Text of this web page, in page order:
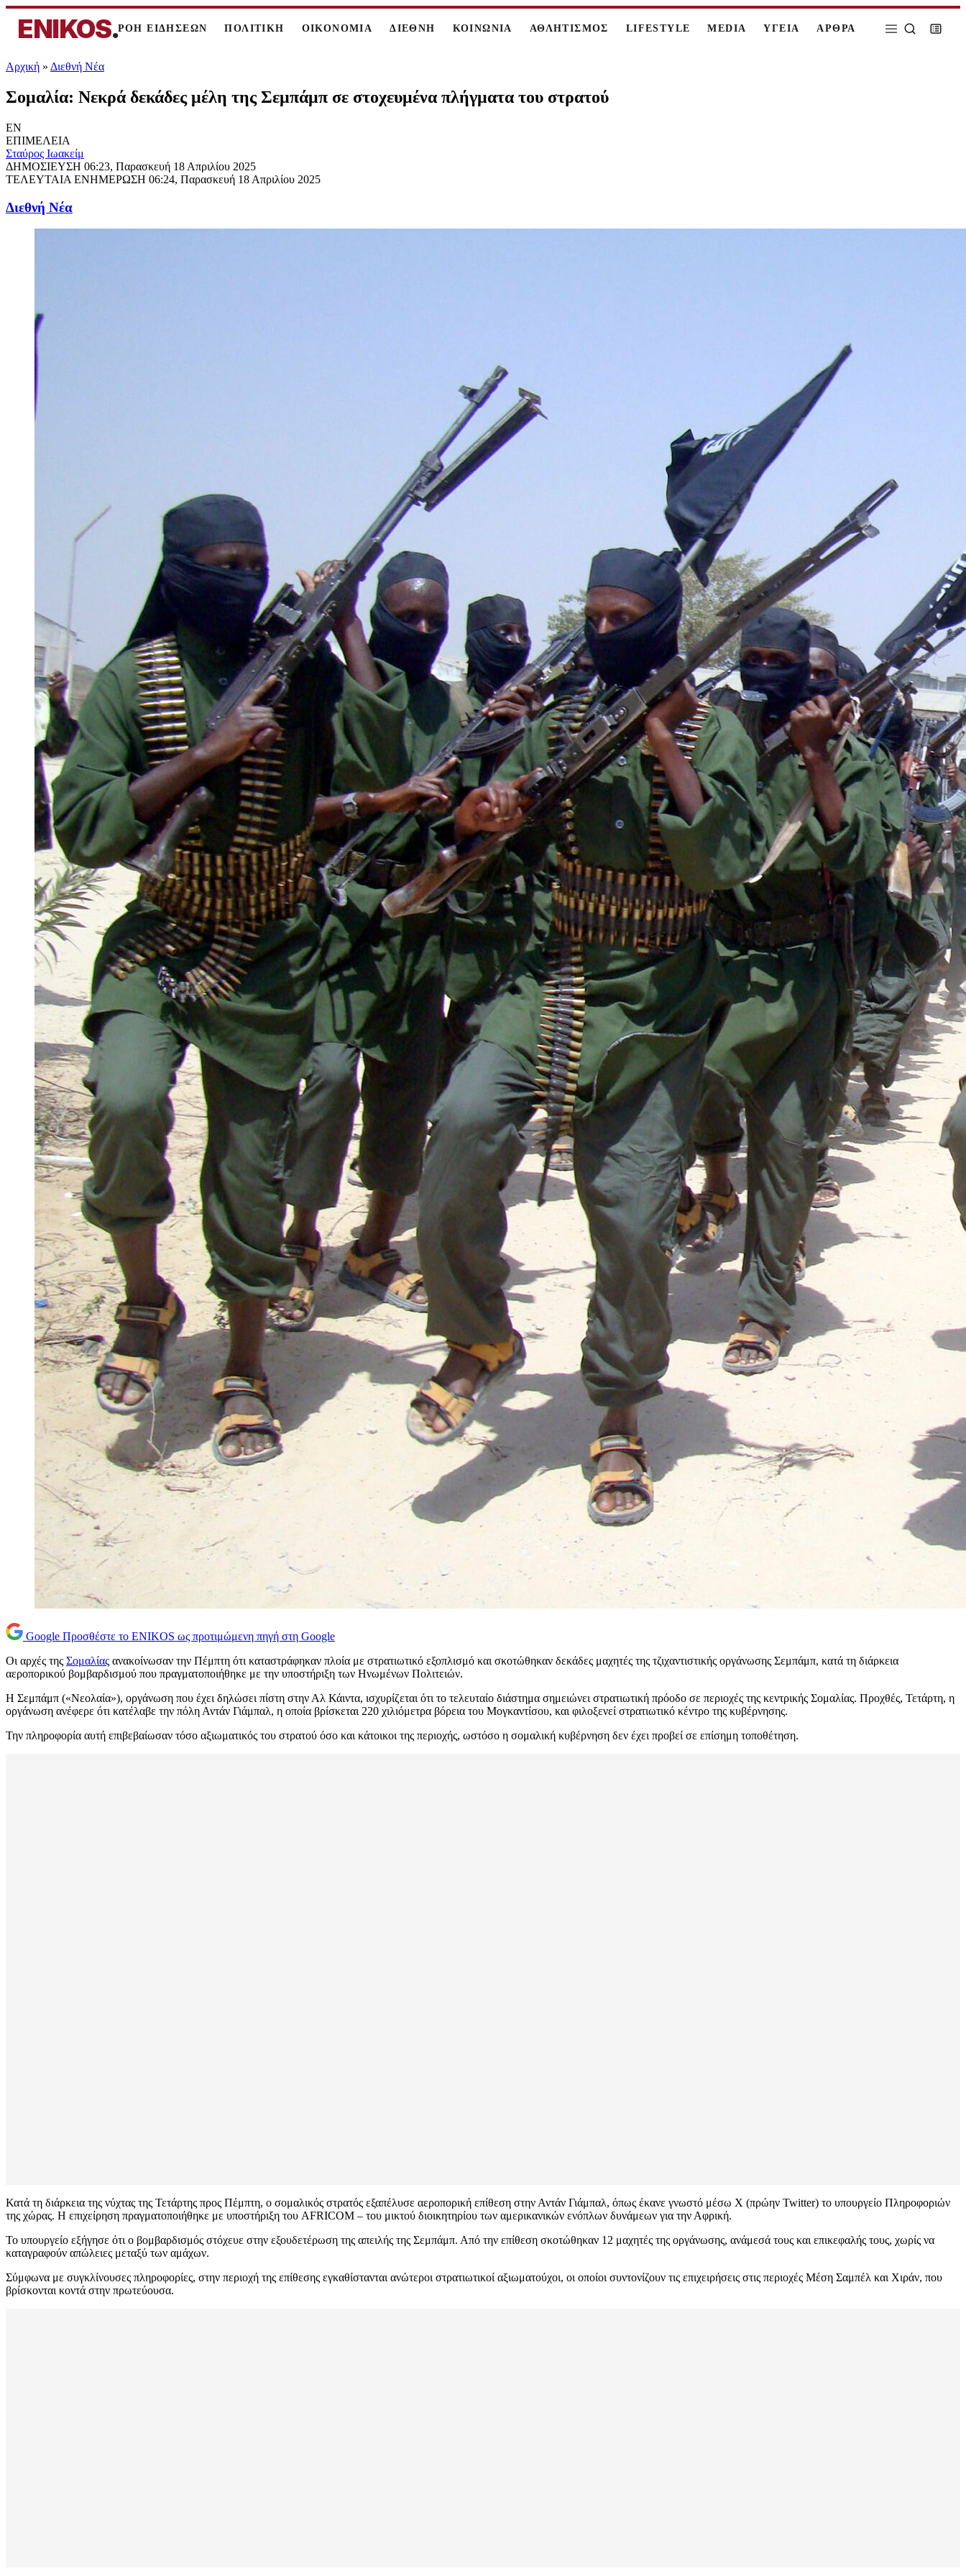
ENIKOS.ΡΟΗ ΕΙΔΗΣΕΩΝ ΠΟΛΙΤΙΚΗ ΟΙΚΟΝΟΜΙΑ ΔΙΕΘΝΗ ΚΟΙΝΩΝΙΑ ΑΘΛΗΤΙΣΜΟΣ LIFESTYLE MEDIA ΥΓΕΙΑ ΑΡΘΡΑ
Αρχική » Διεθνή Νέα
Σομαλία: Νεκρά δεκάδες μέλη της Σεμπάμπ σε στοχευμένα πλήγματα του στρατού
EN
ΕΠΙΜΕΛΕΙΑ
Σταύρος Ιωακείμ
ΔΗΜΟΣΙΕΥΣΗ 06:23, Παρασκευή 18 Απριλίου 2025
ΤΕΛΕΥΤΑΙΑ ΕΝΗΜΕΡΩΣΗ 06:24, Παρασκευή 18 Απριλίου 2025
Διεθνή Νέα
Google Προσθέστε το ENIKOS ως προτιμώμενη πηγή στη Google
Οι αρχές της Σομαλίας ανακοίνωσαν την Πέμπτη ότι καταστράφηκαν πλοία με στρατιωτικό εξοπλισμό και σκοτώθηκαν δεκάδες μαχητές της τζιχαντιστικής οργάνωσης Σεμπάμπ, κατά τη διάρκεια
αεροπορικού βομβαρδισμού που πραγματοποιήθηκε με την υποστήριξη των Ηνωμένων Πολιτειών.
Η Σεμπάμπ («Νεολαία»), οργάνωση που έχει δηλώσει πίστη στην Αλ Κάιντα, ισχυρίζεται ότι το τελευταίο διάστημα σημειώνει στρατιωτική πρόοδο σε περιοχές της κεντρικής Σομαλίας. Προχθές, Τετάρτη, η
οργάνωση ανέφερε ότι κατέλαβε την πόλη Αντάν Γιάμπαλ, η οποία βρίσκεται 220 χιλιόμετρα βόρεια του Μογκαντίσου, και φιλοξενεί στρατιωτικό κέντρο της κυβέρνησης.
Την πληροφορία αυτή επιβεβαίωσαν τόσο αξιωματικός του στρατού όσο και κάτοικοι της περιοχής, ωστόσο η σομαλική κυβέρνηση δεν έχει προβεί σε επίσημη τοποθέτηση.
Κατά τη διάρκεια της νύχτας της Τετάρτης προς Πέμπτη, ο σομαλικός στρατός εξαπέλυσε αεροπορική επίθεση στην Αντάν Γιάμπαλ, όπως έκανε γνωστό μέσω X (πρώην Twitter) το υπουργείο Πληροφοριών
της χώρας. Η επιχείρηση πραγματοποιήθηκε με υποστήριξη του AFRICOM – του μικτού διοικητηρίου των αμερικανικών ενόπλων δυνάμεων για την Αφρική.
Το υπουργείο εξήγησε ότι ο βομβαρδισμός στόχευε στην εξουδετέρωση της απειλής της Σεμπάμπ. Από την επίθεση σκοτώθηκαν 12 μαχητές της οργάνωσης, ανάμεσά τους και επικεφαλής τους, χωρίς να
καταγραφούν απώλειες μεταξύ των αμάχων.
Σύμφωνα με συγκλίνουσες πληροφορίες, στην περιοχή της επίθεσης εγκαθίστανται ανώτεροι στρατιωτικοί αξιωματούχοι, οι οποίοι συντονίζουν τις επιχειρήσεις στις περιοχές Μέση Σαμπέλ και Χιράν, που
βρίσκονται κοντά στην πρωτεύουσα.